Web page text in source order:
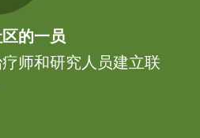
的一员
师和研究人员建立联